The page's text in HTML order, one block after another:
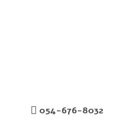
054-676-8032